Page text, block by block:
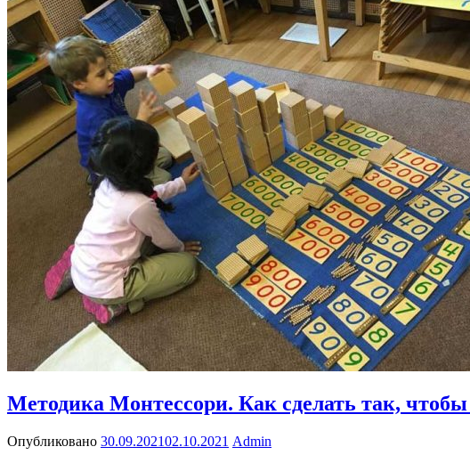
Отправить
Методика Монтессори. Как сделать так, чтобы
Опубликовано 30.09.202102.10.2021 Admin